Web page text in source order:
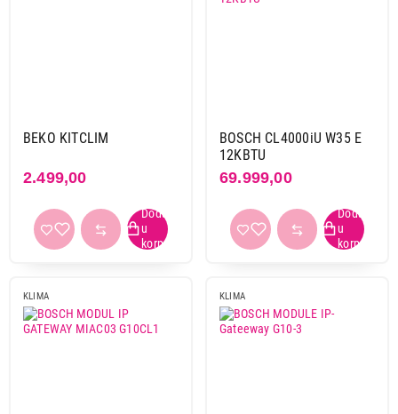
BEKO KITCLIM
2.499,00
BOSCH CL4000iU W35 E
12KBTU
69.999,00
KLIMA KLIMA